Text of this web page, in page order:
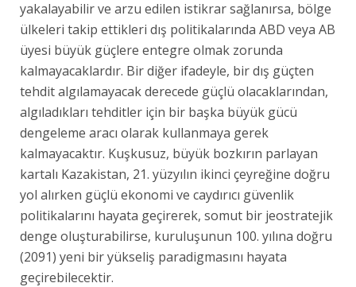
yakalayabilir ve arzu edilen istikrar sağlanırsa, bölge
ülkeleri takip ettikleri dış politikalarında ABD veya AB
üyesi büyük güçlere entegre olmak zorunda
kalmayacaklardır. Bir diğer ifadeyle, bir dış güçten
tehdit algılamayacak derecede güçlü olacaklarından,
algıladıkları tehditler için bir başka büyük gücü
dengeleme aracı olarak kullanmaya gerek
kalmayacaktır. Kuşkusuz, büyük bozkırın parlayan
kartalı Kazakistan, 21. yüzyılın ikinci çeyreğine doğru
yol alırken güçlü ekonomi ve caydırıcı güvenlik
politikalarını hayata geçirerek, somut bir jeostratejik
denge oluşturabilirse, kuruluşunun 100. yılına doğru
(2091) yeni bir yükseliş paradigmasını hayata
geçirebilecektir.